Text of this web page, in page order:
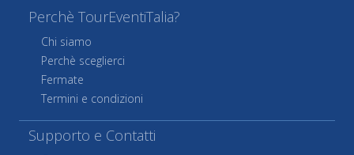
Perchè TourEventiTalia?
Chi siamo
Perchè sceglierci
Fermate
Termini e condizioni
Supporto e Contatti